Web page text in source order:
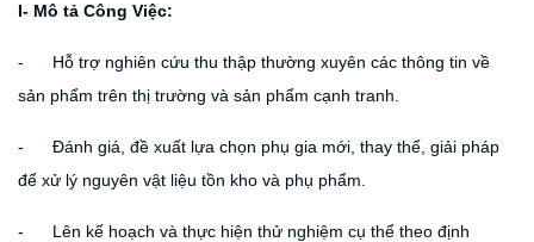
I- Mô tả Công Việc:
- Hỗ trợ nghiên cứu thu thập thường xuyên các thông tin về
sản phẩm trên thị trường và sản phẩm cạnh tranh.
- Đánh giá, đề xuất lựa chọn phụ gia mới, thay thế, giải pháp
để xử lý nguyên vật liệu tồn kho và phụ phẩm.
- Lên kế hoạch và thực hiện thử nghiệm cụ thể theo định